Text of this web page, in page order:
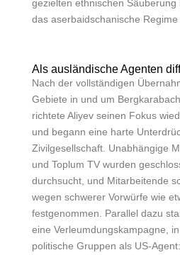
gezielten ethnischen
das aserbaidschanische Regime
Als ausländische Agenten
Nach der vollständigen
Gebiete in und um
richtete Aliyev seinen Fokus
und begann eine harte
Zivilgesellschaft. Unabhängige
und Toplum TV wurden
durchsucht, und Mitarbeitende
wegen schwerer Vorwürfe wie
festgenommen. Parallel dazu
eine Verleumdungskampagne,
politische Gruppen als US-